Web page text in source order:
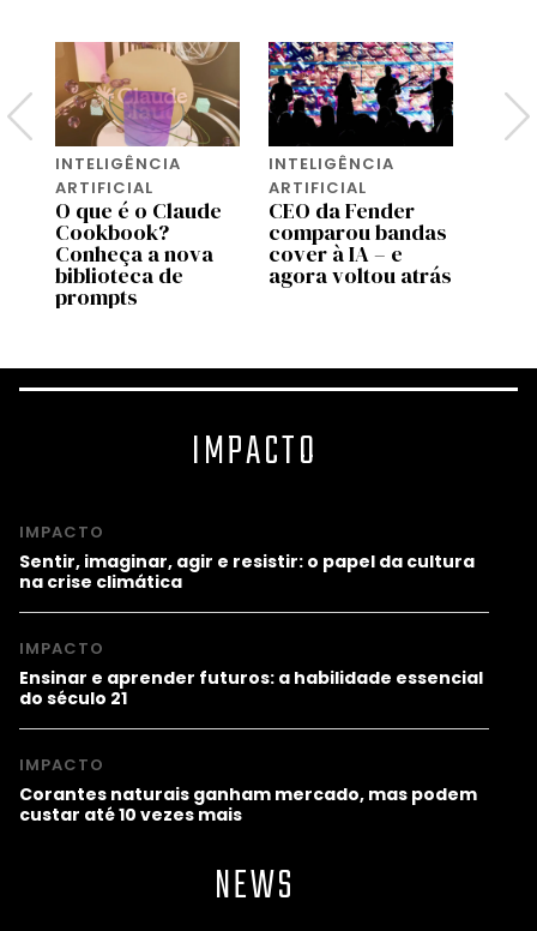
INTELIGÊNCIA
ARTIFICIAL
O que é o Claude
Cookbook?
Conheça a nova
biblioteca de
prompts
INTELIGÊNCIA
ARTIFICIAL
CEO da Fender
comparou bandas
cover à IA – e
agora voltou atrás
IMPACTO
IMPACTO
Sentir, imaginar, agir e resistir: o papel da cultura
na crise climática
IMPACTO
Ensinar e aprender futuros: a habilidade essencial
do século 21
IMPACTO
Corantes naturais ganham mercado, mas podem
custar até 10 vezes mais
NEWS